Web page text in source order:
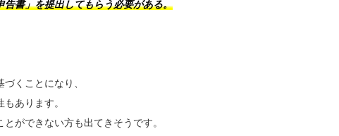
書」を提出してもらう必要がある。
くことになり、
あります。
ができない方も出てきそうです。